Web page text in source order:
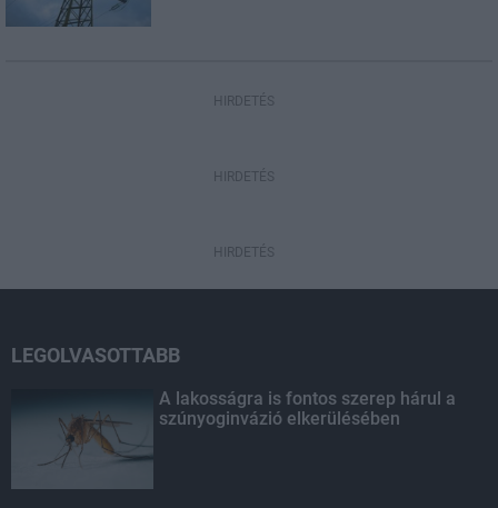
HIRDETÉS
HIRDETÉS
HIRDETÉS
LEGOLVASOTTABB
A lakosságra is fontos szerep hárul a
szúnyoginvázió elkerülésében